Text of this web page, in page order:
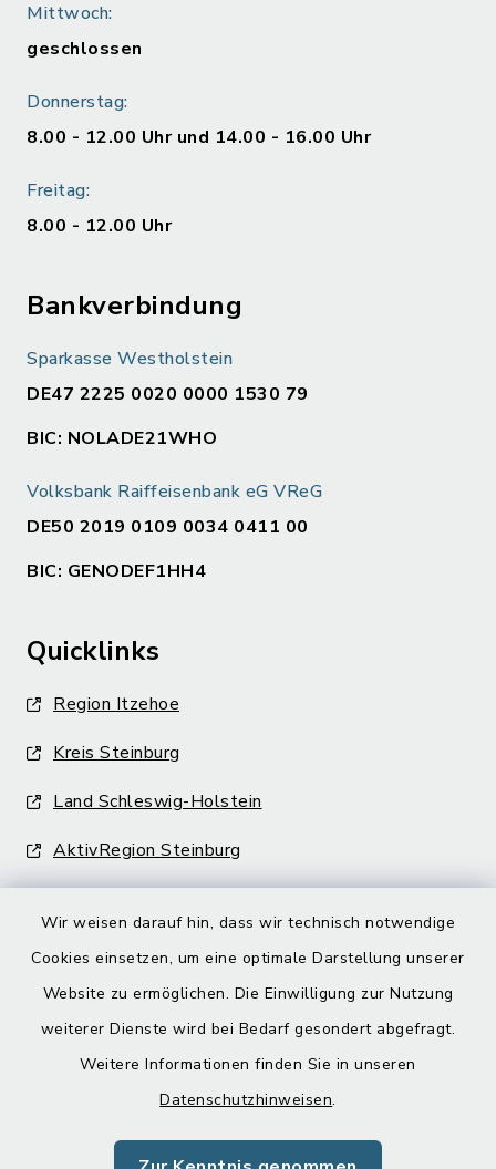
Wir weisen darauf hin, dass wir technisch notwendige
Cookies einsetzen, um eine optimale Darstellung unserer
Website zu ermöglichen. Die Einwilligung zur Nutzung
weiterer Dienste wird bei Bedarf gesondert abgefragt.
Weitere Informationen finden Sie in unseren
Datenschutzhinweisen.
Mittwoch:
geschlossen
Donnerstag:
8.00 - 12.00 Uhr und 14.00 - 16.00 Uhr
Freitag:
8.00 - 12.00 Uhr
Bankverbindung
Sparkasse Westholstein
DE47 2225 0020 0000 1530 79
BIC: NOLADE21WHO
Volksbank Raiffeisenbank eG VReG
DE50 2019 0109 0034 0411 00
BIC: GENODEF1HH4
Quicklinks
Region Itzehoe
Kreis Steinburg
Land Schleswig-Holstein
AktivRegion Steinburg
Barrierefreiheit